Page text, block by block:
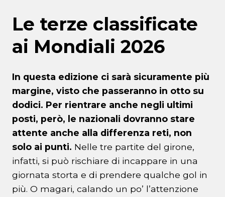
Le terze classificate
ai Mondiali 2026
In questa edizione ci sarà sicuramente più
margine, visto che passeranno in otto su
dodici. Per rientrare anche negli ultimi
posti, però, le nazionali dovranno stare
attente anche alla differenza reti, non
solo ai punti. Nelle tre partite del girone,
infatti, si può rischiare di incappare in una
giornata storta e di prendere qualche gol in
più. O magari, calando un po’ l’attenzione